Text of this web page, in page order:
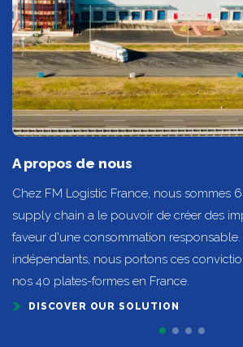
A propos de nous
Chez FM Logistic France, nous sommes
supply chain a le pouvoir de créer des
faveur d'une consommation responsable.
indépendants, nous portons ces
nos 40 plates-formes en France.
DISCOVER OUR SOLUTION